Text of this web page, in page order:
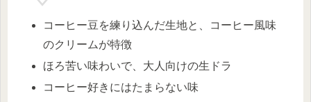
コーヒー豆を練り込んだ生地と、コーヒー風味
のクリームが特徴
ほろ苦い味わいで、大人向けの生ドラ
コーヒー好きにはたまらない味